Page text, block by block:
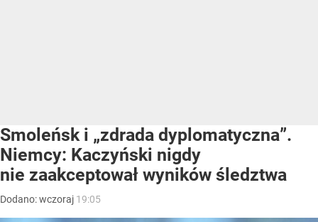
Smoleńsk i „zdrada dyplomatyczna”.
Niemcy: Kaczyński nigdy
nie zaakceptował wyników śledztwa
Dodano:wczoraj 19:05